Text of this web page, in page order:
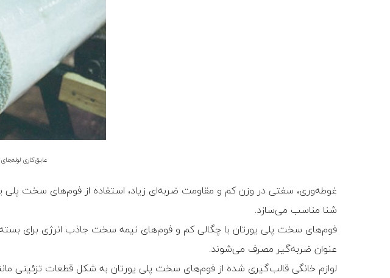
عایق‌کاری
غوطه‌وری، سفتی در وزن کم و مقاومت ضربه‌ای زیاد، استفاده از فوم‌‏های سخت
شنا مناسب می‌سازد.
فوم‏‌های سخت پلی یورتان با چگالی کم و فوم‏‌های نیمه سخت جاذب انرژی برای
عنوان ضربه‌گیر مصرف می‌شوند.
لوازم خانگی قالب‌گیری شده از فوم‏‌های سخت پلی یورتان به شکل قطعات تزئینی